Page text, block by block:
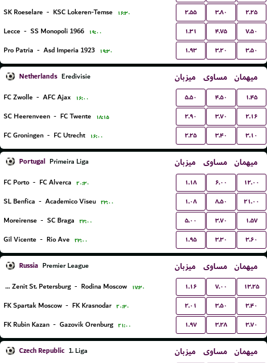
SK Roeselare - KSC Lokeren-Temse ۱۶:۳۰ ۲.۵۵ ۳.۸۰ ۲.۲۵
Lecce - SS Monopoli 1966 ۱۹:۰۰ ۱.۳۱ ۴.۷۵ ۷.۵۰
Pro Patria - Asd Imperia 1923 ۱۹:۳۰ ۱.۹۳ ۳.۲۰ ۳.۵۰
Netherlands Eredivisie میزبان مساوی میهمان
FC Zwolle - AFC Ajax ۱۶:۰۰ ۵.۵۰ ۴.۵۰ ۱.۴۵
SC Heerenveen - FC Twente ۱۸:۱۵ ۲.۹۰ ۳.۷۰ ۲.۱۶
FC Groningen - FC Utrecht ۱۶:۰۰ ۲.۲۵ ۳.۴۰ ۳.۱۰
Portugal Primeira Liga میزبان مساوی میهمان
FC Porto - FC Alverca ۲۰:۳۰ ۱.۱۸ ۶.۰۰ ۱۲.۰۰
SL Benfica - Academico Viseu ۲۳:۰۰ ۱.۰۸ ۸.۵۰ ۲۱.۰۰
Moreirense - SC Braga ۲۳:۰۰ ۵.۰۰ ۳.۷۰ ۱.۵۷
Gil Vicente - Rio Ave ۲۳:۰۰ ۱.۹۵ ۳.۳۰ ۳.۶۰
Russia Premier League میزبان مساوی میهمان
FK Zenit St. Petersburg - Rodina Moscow ۱۷:۳۰ ۱.۱۶ ۷.۰۰ ۱۳.۲۵
FK Spartak Moscow - FK Krasnodar ۲۰:۳۰ ۲.۰۱ ۳.۵۰ ۳.۴۰
FK Rubin Kazan - Gazovik Orenburg ۲۱:۰۰ ۱.۹۷ ۳.۲۸ ۳.۷۰
Czech Republic 1. Liga میزبان مساوی میهمان